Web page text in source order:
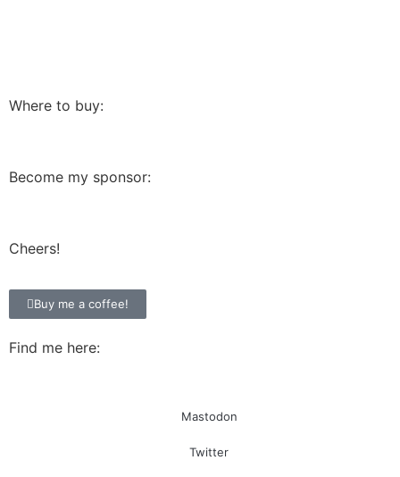
Where to buy:
Become my sponsor:
Cheers!
Buy me a coffee!
Find me here:
Mastodon
Twitter